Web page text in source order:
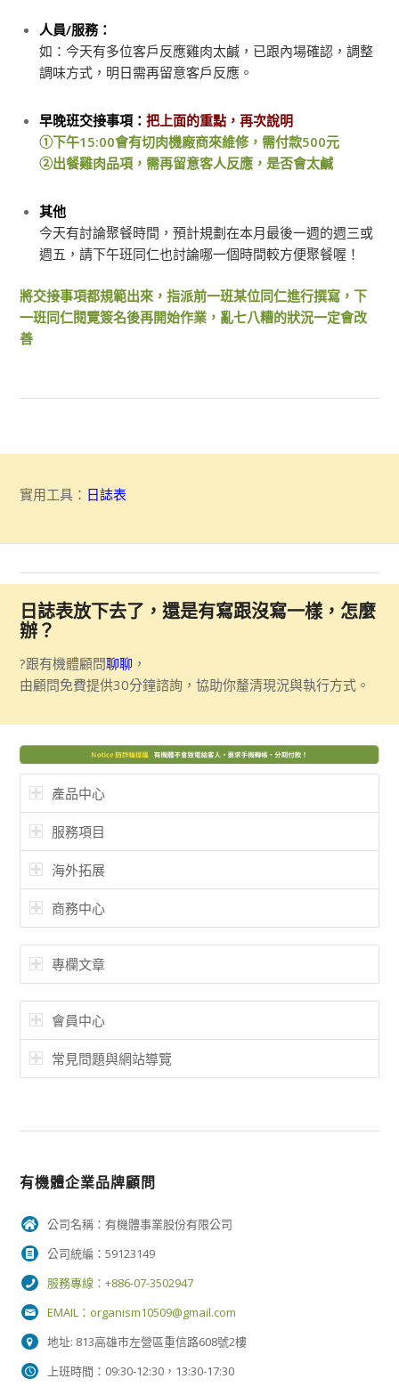
人員/服務：
如：今天有多位客戶反應雞肉太鹹，已跟內場確認，調整
調味方式，明日需再留意客戶反應。
早晚班交接事項：把上面的重點，再次說明
①下午15:00會有切肉機廠商來維修，需付款500元
②出餐雞肉品項，需再留意客人反應，是否會太鹹
其他
今天有討論聚餐時間，預計規劃在本月最後一週的週三或
週五，請下午班同仁也討論哪一個時間較方便聚餐喔！
將交接事項都規範出來，指派前一班某位同仁進行撰寫，下
一班同仁閱覽簽名後再開始作業，亂七八糟的狀況一定會改
善
實用工具： 日誌表
日誌表放下去了，還是有寫跟沒寫一樣，怎麼
辦？
?跟有機體顧問聊聊 ，
由顧問免費提供30分鐘諮詢，協助你釐清現況與執行方式。
產品中心
服務項目
海外拓展
商務中心
專欄文章
會員中心
常見問題與網站導覽
有機體企業品牌顧問
公司名稱：有機體事業股份有限公司
公司統編：59123149
服務專線：+886-07-3502947
EMAIL： organism10509@gmail.com
地址: 813高雄市左營區重信路608號2樓
上班時間：09:30-12:30，13:30-17:30